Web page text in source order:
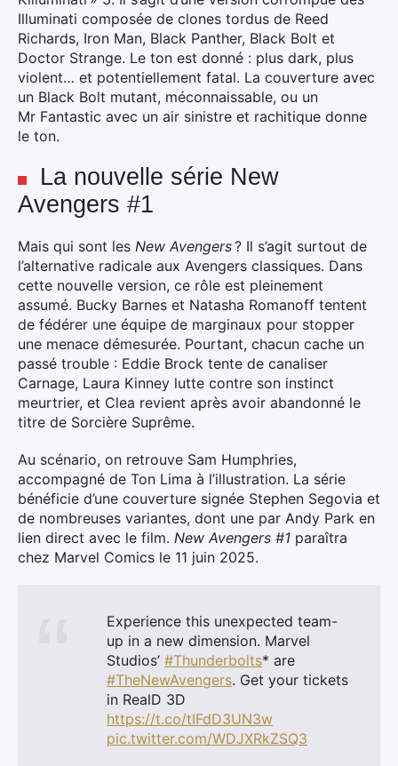
Illuminati composée de clones tordus de Reed
Richards, Iron Man, Black Panther, Black Bolt et
Doctor Strange. Le ton est donné : plus dark, plus
violent… et potentiellement fatal. La couverture avec
un Black Bolt mutant, méconnaissable, ou un
Mr Fantastic avec un air sinistre et rachitique donne
le ton.
La nouvelle série New
Avengers #1
Mais qui sont les New Avengers? Il s’agit surtout de
l’alternative radicale aux Avengers classiques. Dans
cette nouvelle version, ce rôle est pleinement
assumé. Bucky Barnes et Natasha Romanoff tentent
de fédérer une équipe de marginaux pour stopper
une menace démesurée. Pourtant, chacun cache un
passé trouble : Eddie Brock tente de canaliser
Carnage, Laura Kinney lutte contre son instinct
meurtrier, et Clea revient après avoir abandonné le
titre de Sorcière Suprême.
Au scénario, on retrouve Sam Humphries,
accompagné de Ton Lima à l’illustration. La série
bénéficie d’une couverture signée Stephen Segovia et
de nombreuses variantes, dont une par Andy Park en
lien direct avec le film. New Avengers #1 paraîtra
chez Marvel Comics le 11 juin 2025.
Experience this unexpected team-
up in a new dimension. Marvel
Studios’ #Thunderbolts* are
#TheNewAvengers. Get your tickets
in RealD 3D
https://t.co/tIFdD3UN3w
pic.twitter.com/WDJXRkZSQ3
Rechercher
: